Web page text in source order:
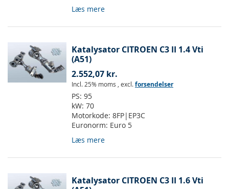
Læs mere
Katalysator CITROEN C3 II 1.4 Vti
(A51)
2.552,07 kr.
Incl. 25% moms , excl.forsendelser
PS: 95
kW: 70
Motorkode: 8FP|EP3C
Euronorm: Euro 5
Læs mere
Katalysator CITROEN C3 II 1.6 Vti